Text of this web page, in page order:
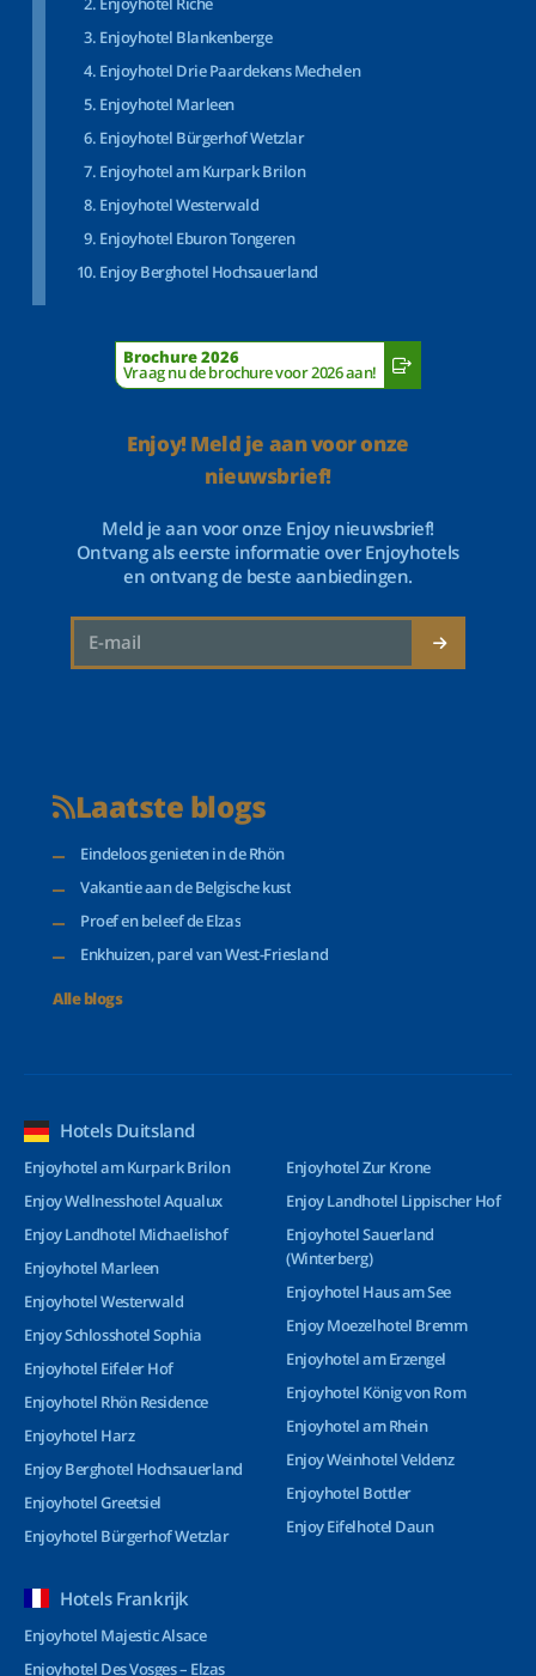
Enjoyhotel Blankenberge
Enjoyhotel Drie Paardekens Mechelen
Enjoyhotel Marleen
Enjoyhotel Bürgerhof Wetzlar
Enjoyhotel am Kurpark Brilon
Enjoyhotel Westerwald
Enjoyhotel Eburon Tongeren
Enjoy Berghotel Hochsauerland
Brochure 2026
Vraag nu de brochure voor 2026 aan!
Enjoy! Meld je aan voor onze
nieuwsbrief!
Meld je aan voor onze Enjoy nieuwsbrief!
Ontvang als eerste informatie over Enjoyhotels
en ontvang de beste aanbiedingen.
Laatste blogs
Eindeloos genieten in de Rhön
Vakantie aan de Belgische kust
Proef en beleef de Elzas
Enkhuizen, parel van West-Friesland
Alle blogs
Hotels Duitsland
Enjoyhotel am Kurpark Brilon
Enjoy Wellnesshotel Aqualux
Enjoy Landhotel Michaelishof
Enjoyhotel Marleen
Enjoyhotel Westerwald
Enjoy Schlosshotel Sophia
Enjoyhotel Eifeler Hof
Enjoyhotel Rhön Residence
Enjoyhotel Harz
Enjoy Berghotel Hochsauerland
Enjoyhotel Greetsiel
Enjoyhotel Bürgerhof Wetzlar
Enjoyhotel Zur Krone
Enjoy Landhotel Lippischer Hof
Enjoyhotel Sauerland
(Winterberg)
Enjoyhotel Haus am See
Enjoy Moezelhotel Bremm
Enjoyhotel am Erzengel
Enjoyhotel König von Rom
Enjoyhotel am Rhein
Enjoy Weinhotel Veldenz
Enjoyhotel Bottler
Enjoy Eifelhotel Daun
Hotels Frankrijk
Enjoyhotel Majestic Alsace
Enjoyhotel Des Vosges – Elzas